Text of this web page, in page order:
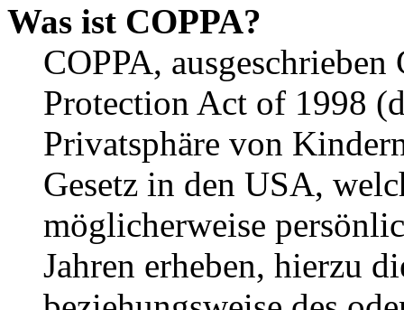
Was ist COPPA?
COPPA,
Protection Act of 1998
Privatsphäre von
Gesetz in den USA,
möglicherweise
Jahren erheben, hierzu